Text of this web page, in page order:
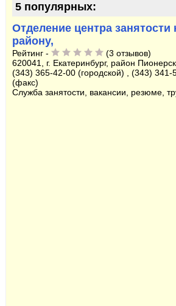
5 популярных:
Отделение центра
району,
Рейтинг -
(3 отзывов)
620041, г. Екатеринбург, район
(343) 365-42-00 (городской) , (343)
(факс)
Служба занятости, вакансии, резюме,